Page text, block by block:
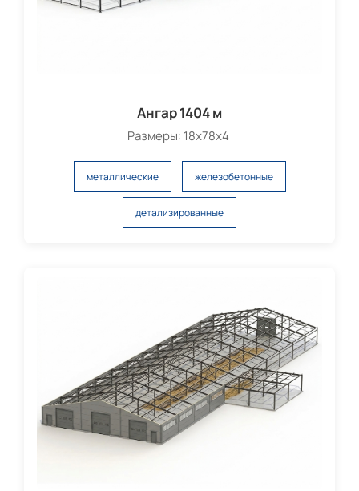
Ангар 1404 м
Размеры: 18х78х4
металлические железобетонные
детализированные